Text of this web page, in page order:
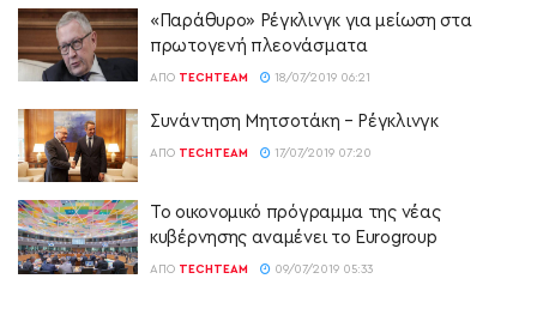
«Παράθυρο» Ρέγκλινγκ για μείωση στα
πρωτογενή πλεονάσματα
ΑΠΌ TECHTEAM 18/07/2019 06:21
Συνάντηση Μητσοτάκη – Ρέγκλινγκ
ΑΠΌ TECHTEAM 17/07/2019 07:20
Το οικονομικό πρόγραμμα της νέας
κυβέρνησης αναμένει το Eurogroup
ΑΠΌ TECHTEAM 09/07/2019 05:33